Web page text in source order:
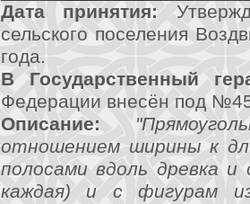
Дата принятия:
сельского поселения
года.
В Государственный
Федерации внесён под
Описание:
отношением ширины к
полосами вдоль древка
каждая) и с фигурам